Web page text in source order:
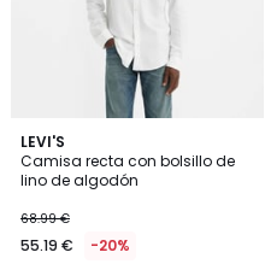
LEVI'S
Camisa recta con bolsillo de
lino de algodón
68.99 €
55.19 € -20%
4,7
/ 5